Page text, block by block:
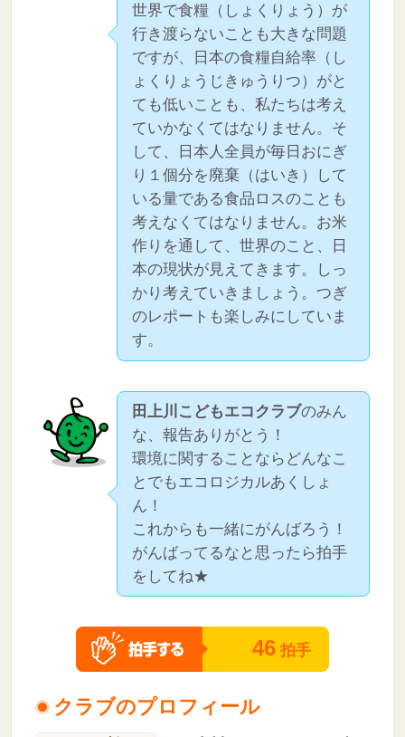
世界で食糧（しょくりょう）が
行き渡らないことも大きな問題
ですが、日本の食糧自給率（し
ょくりょうじきゅうりつ）がと
ても低いことも、私たちは考え
ていかなくてはなりません。そ
して、日本人全員が毎日おにぎ
り１個分を廃棄（はいき）して
いる量である食品ロスのことも
考えなくてはなりません。お米
作りを通して、世界のこと、日
本の現状が見えてきます。しっ
かり考えていきましょう。つぎ
のレポートも楽しみにしていま
す。
田上川こどもエコクラブのみん
な、報告ありがとう！
環境に関することならどんなこ
とでもエコロジカルあくしょ
ん！
これからも一緒にがんばろう！
がんばってるなと思ったら拍手
をしてね★
46 拍手
クラブのプロフィール